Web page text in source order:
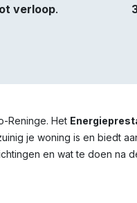
verloop.
Reninge. Het
je woning is en biedt
en wat te doen na